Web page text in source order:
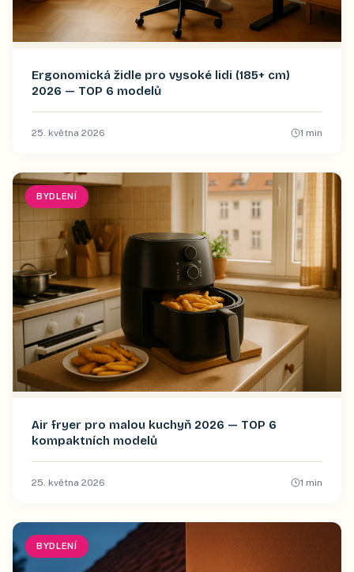
Ergonomická židle pro vysoké lidi (185+ cm)
2026 — TOP 6 modelů
25. května 2026 1 min
BYDLENÍ
Air fryer pro malou kuchyň 2026 — TOP 6
kompaktních modelů
25. května 2026 1 min
BYDLENÍ